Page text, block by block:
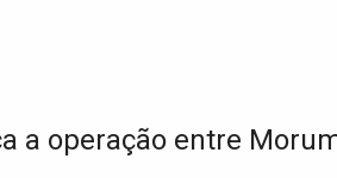
a operação entre